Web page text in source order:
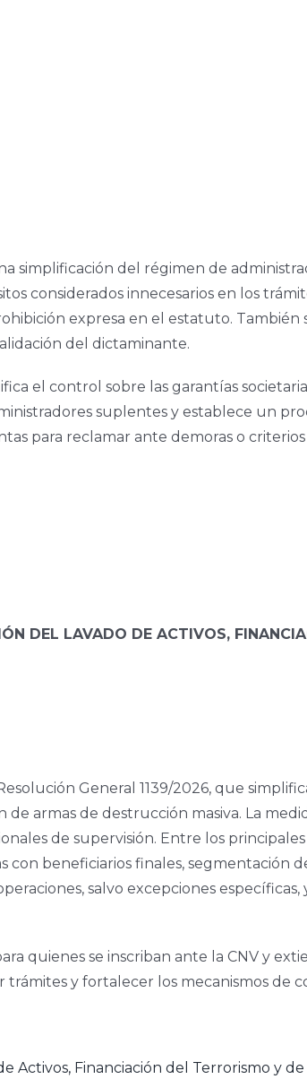
simplificación del régimen de
considerados innecesarios en los
expresa en el estatuto. También
del dictaminante.
el control sobre las garantías
suplentes y establece un
para reclamar ante demoras o
DEL LAVADO DE ACTIVOS,
General 1139/2026, que
armas de destrucción masiva. La
de supervisión. Entre los
con beneficiarios finales, segmentación
salvo excepciones
quienes se inscriban ante la CNV y
trámites y fortalecer los mecanismos de
Financiación del Terrorismo y